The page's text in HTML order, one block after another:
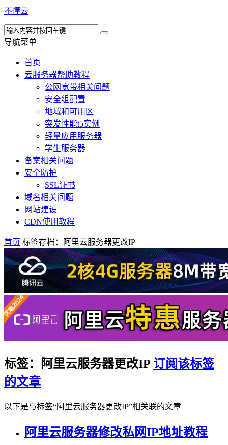
不懂云
导航菜单
首页
云服务器帮助教程
公网宽带相关问题
安全组配置
地域和可用区
突发性能t5实例
轻量应用服务器
学生服务器
备案相关问题
安全防护
SSL证书
域名相关问题
网站建设
CDN使用教程
首页 标签存档：阿里云服务器更改IP
标签：阿里云服务器更改IP 订阅该标签
的文章
以下是与标签“阿里云服务器更改IP”相关联的文章
阿里云服务器修改私网IP地址教程